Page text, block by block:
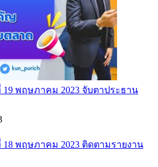
19 พฤษภาคม 2023 จับตาประธาน
18 พฤษภาคม 2023 ติดตามรายงาน